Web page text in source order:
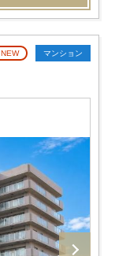
NEW マンション